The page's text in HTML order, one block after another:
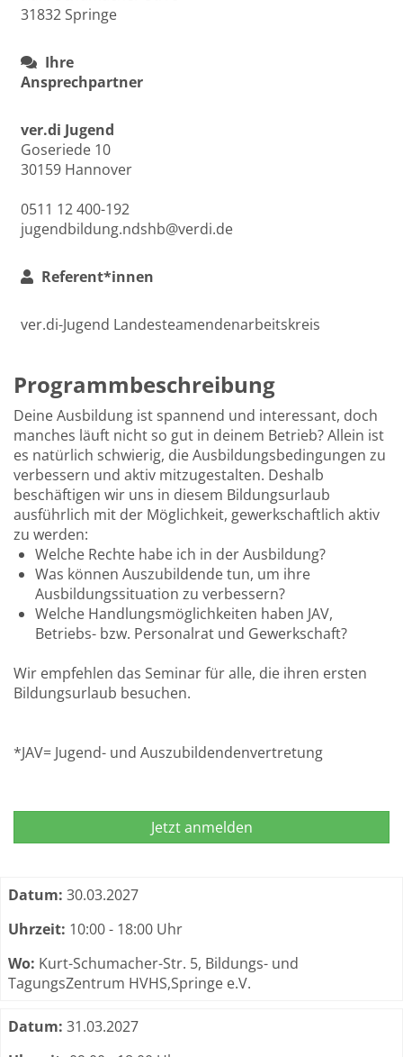
31832 Springe
Ihre
Ansprechpartner
ver.di Jugend
Goseriede 10
30159 Hannover
0511 12 400-192
jugendbildung.ndshb@verdi.de
Referent*innen
ver.di-Jugend Landesteamendenarbeitskreis
Programmbeschreibung
Deine Ausbildung ist spannend und interessant, doch
manches läuft nicht so gut in deinem Betrieb? Allein ist
es natürlich schwierig, die Ausbildungsbedingungen zu
verbessern und aktiv mitzugestalten. Deshalb
beschäftigen wir uns in diesem Bildungsurlaub
ausführlich mit der Möglichkeit, gewerkschaftlich aktiv
zu werden:
Welche Rechte habe ich in der Ausbildung?
Was können Auszubildende tun, um ihre
Ausbildungssituation zu verbessern?
Welche Handlungsmöglichkeiten haben JAV,
Betriebs- bzw. Personalrat und Gewerkschaft?
Wir empfehlen das Seminar für alle, die ihren ersten
Bildungsurlaub besuchen.
*JAV= Jugend- und Auszubildendenvertretung
Jetzt anmelden
Termine zum dieser Kurs
Datum: 30.03.2027
Uhrzeit: 10:00 - 18:00 Uhr
Wo: Kurt-Schumacher-Str. 5, Bildungs- und
TagungsZentrum HVHS,Springe e.V.
Datum: 31.03.2027